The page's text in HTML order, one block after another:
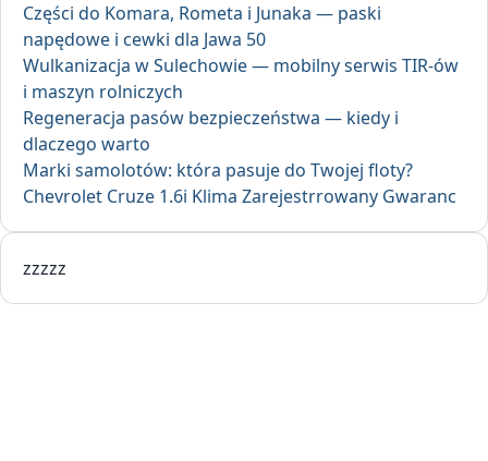
Części do Komara, Rometa i Junaka — paski
napędowe i cewki dla Jawa 50
Wulkanizacja w Sulechowie — mobilny serwis TIR-ów
i maszyn rolniczych
Regeneracja pasów bezpieczeństwa — kiedy i
dlaczego warto
Marki samolotów: która pasuje do Twojej floty?
Chevrolet Cruze 1.6i Klima Zarejestrrowany Gwaranc
zzzzz